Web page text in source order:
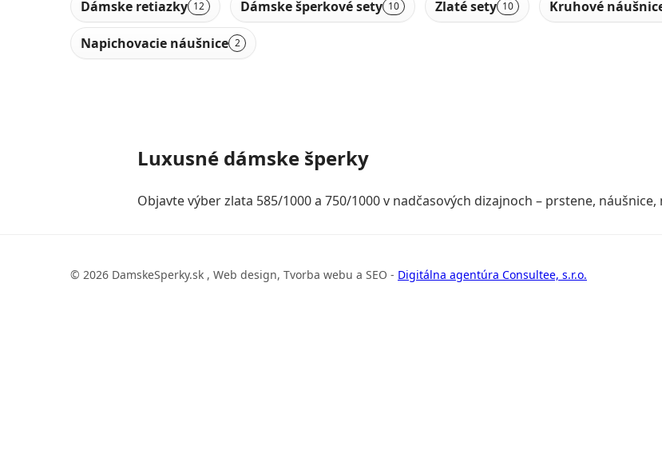
Dámske retiazky 12 Dámske šperkové sety 10 Zlaté sety 10 Kruhové
Napichovacie náušnice 2
Luxusné dámske šperky
Objavte výber zlata 585/1000 a 750/1000 v nadčasových dizajnoch – prstene,
© 2026 DamskeSperky.sk , Web design, Tvorba webu a SEO - Digitálna agentúra Consultee, s.r.o.